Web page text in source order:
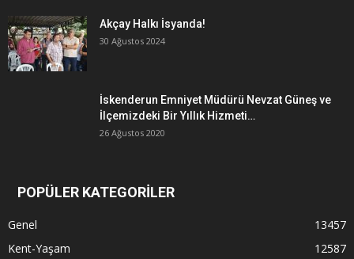
Akçay Halkı İsyanda!
30 Ağustos 2024
İskenderun Emniyet Müdürü Nevzat Güneş ve
İlçemizdeki Bir Yıllık Hizmeti…
26 Ağustos 2020
POPÜLER KATEGORİLER
Genel
13457
Kent-Yaşam
12587